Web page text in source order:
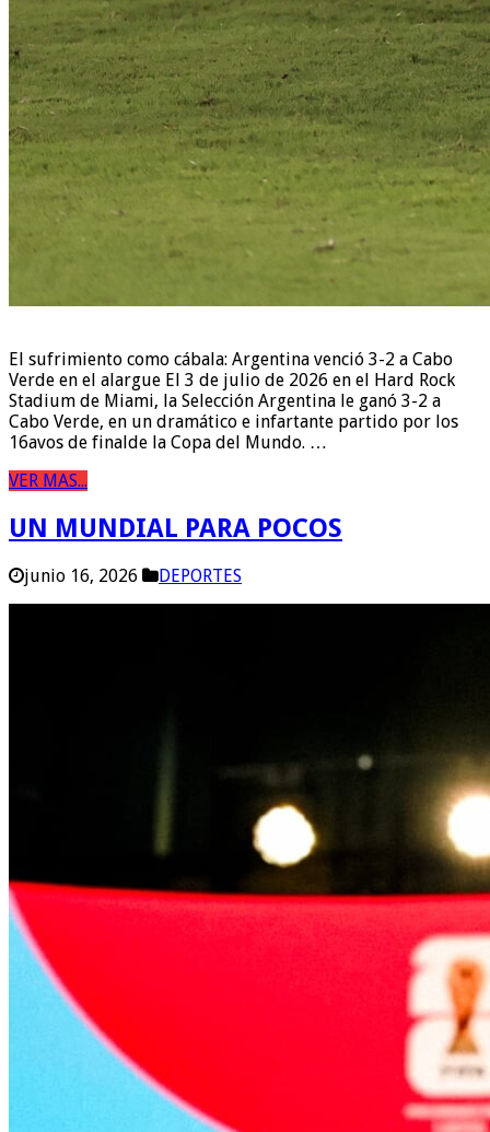
El sufrimiento como cábala: Argentina venció 3-2 a Cabo
Verde en el alargue El 3 de julio de 2026 en el Hard Rock
Stadium de Miami, la Selección Argentina le ganó 3-2 a
Cabo Verde, en un dramático e infartante partido por los
16avos de finalde la Copa del Mundo. …
VER MAS...
UN MUNDIAL PARA POCOS
junio 16, 2026 DEPORTES